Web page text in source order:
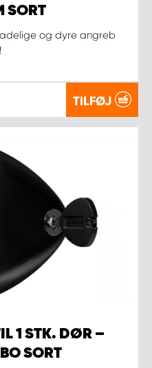
SORT
og dyre angreb
TILFØJ
1 STK. DØR –
SORT